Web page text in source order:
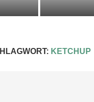
KETCHUP